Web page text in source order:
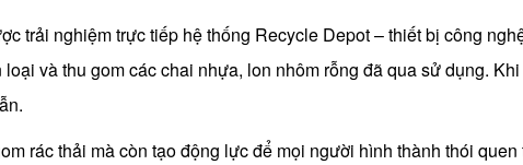
trải nghiệm trực tiếp hệ thống Recycle Depot – thiết bị công
và thu gom các chai nhựa, lon nhôm rỗng đã qua sử dụng.
rác thải mà còn tạo động lực để mọi người hình thành thói